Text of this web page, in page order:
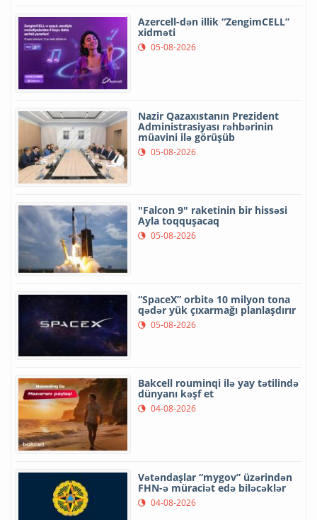
Azercell-dən illik “ZengimCELL”
xidməti
05-08-2026
Nazir Qazaxıstanın Prezident
Administrasiyası rəhbərinin
müavini ilə görüşüb
05-08-2026
"Falcon 9" raketinin bir hissəsi
Ayla toqquşacaq
05-08-2026
“SpaceX” orbitə 10 milyon tona
qədər yük çıxarmağı planlaşdırır
05-08-2026
Bakcell rouminqi ilə yay tətilində
dünyanı kəşf et
04-08-2026
Vətəndaşlar “mygov” üzərindən
FHN-ə müraciət edə biləcəklər
04-08-2026